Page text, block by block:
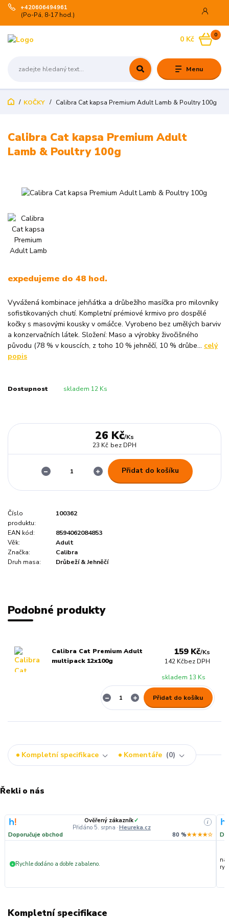
Menu
+420606494961
(Po-Pá, 8-17 hod.)
0
0 Kč
KOČKY Calibra Cat kapsa Premium Adult Lamb & Poultry 100g
Calibra Cat kapsa Premium Adult
Lamb & Poultry 100g
expedujeme do 48 hod.
Vyvážená kombinace jehňátka a drůbežího masíčka pro milovníky
sofistikovaných chutí. Kompletní prémiové krmivo pro dospělé
kočky s masovými kousky v omáčce. Vyrobeno bez umělých barviv
a konzervačních látek. Složení: Maso a výrobky živočišného
původu (78 % v kouscích, z toho 10 % jehněčí, 10 % drůbe... celý
popis
Dostupnost skladem 12 Ks
26 Kč/Ks
23 Kč bez DPH
Přidat do košíku
Číslo
produktu:
100362
EAN kód:
8594062084853
Věk:
Adult
Značka:
Calibra
Druh masa:
Drůbeží & Jehněčí
Podobné produkty
Calibra Cat Premium Adult
multipack 12x100g
159 Kč/Ks
142 Kčbez DPH
skladem 13 Ks
Přidat do košíku
Kompletní specifikace Komentáře 0
Řekli o nás
Ověřený zákazník✓
Přidáno 5. srpna · Heureka.cz
i
Doporučuje obchod 80 %★★★★☆
+ Rychle dodáno a dobře zabaleno.
Kompletní specifikace